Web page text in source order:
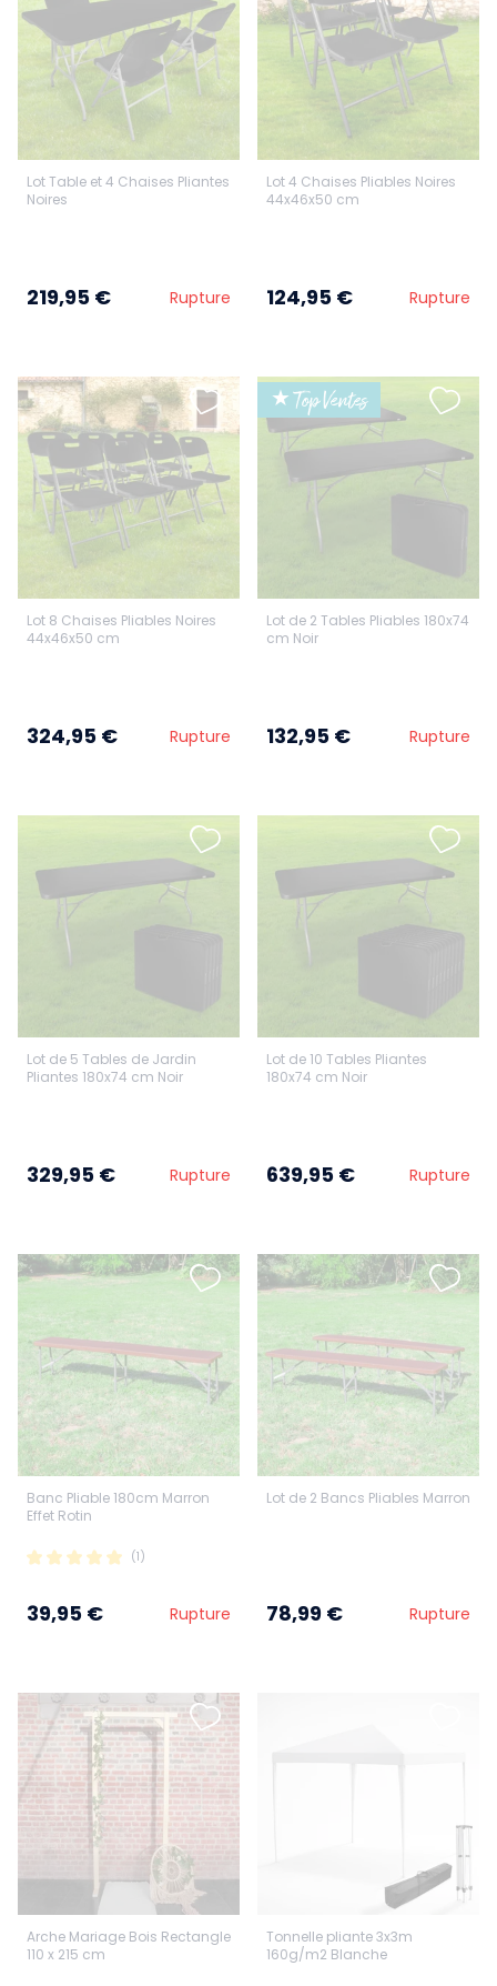
Lot Table et 4 Chaises Pliantes
Noires
219,95 € Rupture
Lot 4 Chaises Pliables Noires
44x46x50 cm
124,95 € Rupture
Lot 8 Chaises Pliables Noires
44x46x50 cm
324,95 € Rupture
Lot de 2 Tables Pliables 180x74
cm Noir
132,95 € Rupture
★ Top Ventes
Lot de 5 Tables de Jardin
Pliantes 180x74 cm Noir
329,95 € Rupture
Lot de 10 Tables Pliantes
180x74 cm Noir
639,95 € Rupture
Banc Pliable 180cm Marron
Effet Rotin
(1)
39,95 € Rupture
Lot de 2 Bancs Pliables Marron
78,99 € Rupture
Arche Mariage Bois Rectangle
110 x 215 cm
Tonnelle pliante 3x3m
160g/m2 Blanche